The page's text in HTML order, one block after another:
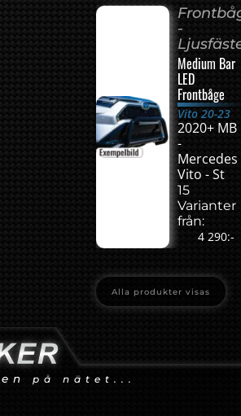
-
Medium Bar
LED
Frontbåge
Vito 20-23
2020+ MB
-
Mercedes
Vito - St
15
Varianter
från:
4 290:-
Alla produkter visas
på nätet...